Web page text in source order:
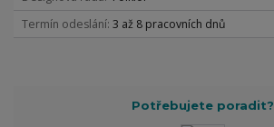
Termín odeslání 3 až 8 pracovních dnů
Potřebujete poradit?